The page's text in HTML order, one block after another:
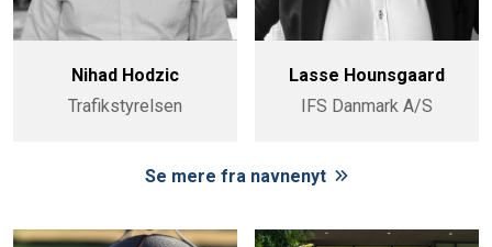
Nihad Hodzic
Trafikstyrelsen
Lasse Hounsgaard
IFS Danmark A/S
Se mere fra navnenyt